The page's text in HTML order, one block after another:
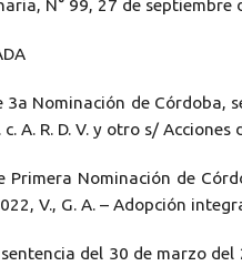
N° 99, 27 de septiembre
3a Nominación de Córdoba,
A. R. D. V. y otro s/ Acciones
Primera Nominación de
V., G. A. – Adopción
del 30 de marzo del